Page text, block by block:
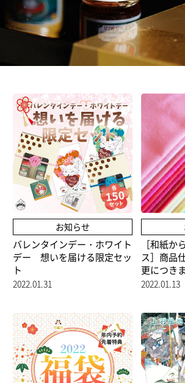
サイトマップ
お知らせ
バレンタインデー・ホワイト
デー 想いを届ける限定セッ
ト
2022.01.31
［和紙か
ス］商品
更につき
2022.01.13